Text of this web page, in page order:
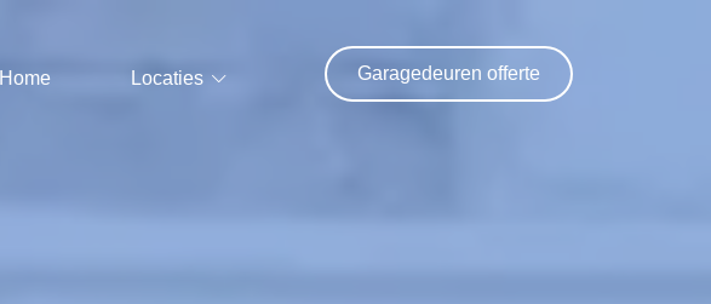
Home Locaties Garagedeuren offerte